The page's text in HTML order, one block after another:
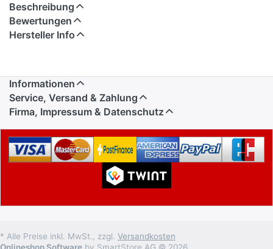
Beschreibung
Bewertungen
Hersteller Info
Informationen
Service, Versand & Zahlung
Firma, Impressum & Datenschutz
* Alle Preise inkl. MwSt., zzgl. Versandkosten